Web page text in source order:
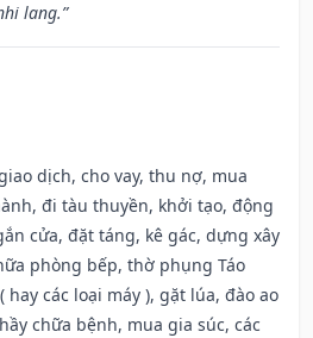
lang.”
dịch, cho vay, thu nợ, mua
đi tàu thuyền, khởi tạo, động
cửa, đặt táng, kê gác, dựng xây
phòng bếp, thờ phụng Táo
hay các loại máy ), gặt lúa, đào ao
chữa bệnh, mua gia súc, các